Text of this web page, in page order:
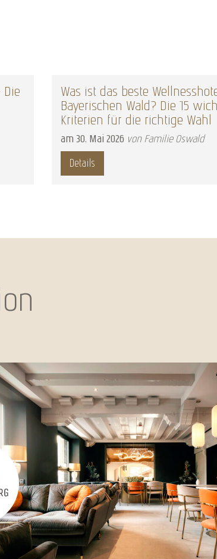
Was ist das beste Wellnesshotel im
Bayerischen Wald? Die 15 wichtigsten
Kriterien für die richtige Wahl
Mai 2026 von Familie Oswald